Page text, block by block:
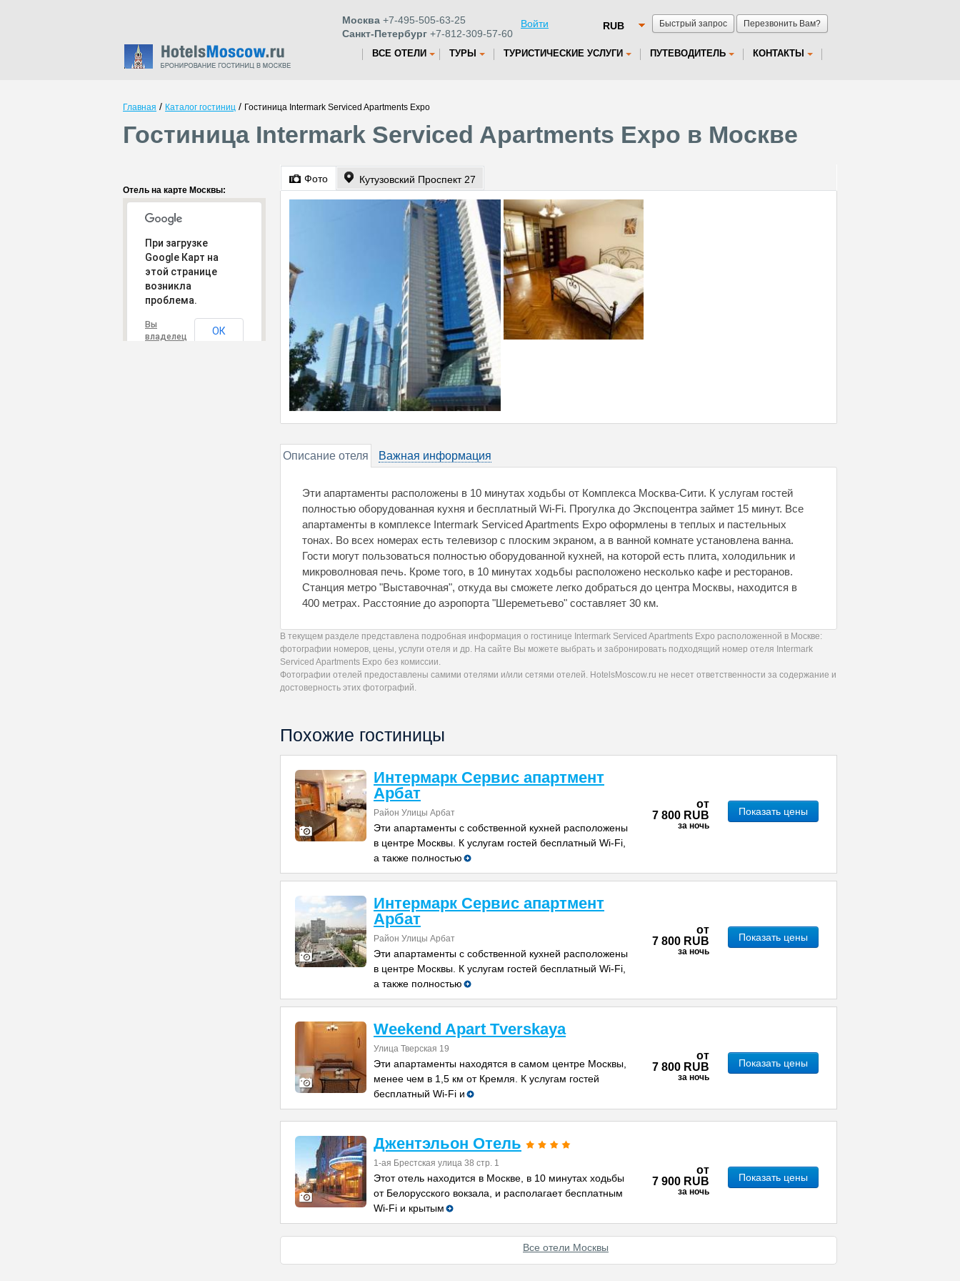
Быстрый запрос Перезвонить Вам?
Москва +7-495-505-63-25
Санкт-Петербург +7-812-309-57-60
Войти
ВСЕ ОТЕЛИ ТУРЫ ТУРИСТИЧЕСКИЕ УСЛУГИ ПУТЕВОДИТЕЛЬ КОНТАКТЫ
Главная / Каталог гостиниц / Гостиница Intermark Serviced Apartments Expo
Гостиница Intermark Serviced Apartments Expo в Москве
Отель на карте Москвы:
При загрузке
Google Карт на
этой странице
возникла
проблема.
Вы
владелец
ОК
Фото Кутузовский Проспект 27
Описание отеля Важная информация
Эти апартаменты расположены в 10 минутах ходьбы от Комплекса Москва-Сити. К услугам гостей
полностью оборудованная кухня и бесплатный Wi-Fi. Прогулка до Экспоцентра займет 15 минут. Все
апартаменты в комплексе Intermark Serviced Apartments Expo оформлены в теплых и пастельных
тонах. Во всех номерах есть телевизор с плоским экраном, а в ванной комнате установлена ванна.
Гости могут пользоваться полностью оборудованной кухней, на которой есть плита, холодильник и
микроволновая печь. Кроме того, в 10 минутах ходьбы расположено несколько кафе и ресторанов.
Станция метро "Выставочная", откуда вы сможете легко добраться до центра Москвы, находится в
400 метрах. Расстояние до аэропорта "Шереметьево" составляет 30 км.
В текущем разделе представлена подробная информация о гостинице Intermark Serviced Apartments Expo расположенной в Москве:
фотографии номеров, цены, услуги отеля и др. На сайте Вы можете выбрать и забронировать подходящий номер отеля Intermark
Serviced Apartments Expo без комиссии.
Фотографии отелей предоставлены самими отелями и/или сетями отелей. HotelsMoscow.ru не несет ответственности за содержание и
достоверность этих фотографий.
Похожие гостиницы
Интермарк Сервис апартмент
Арбат
Район Улицы Арбат
Эти апартаменты с собственной кухней расположены
в центре Москвы. К услугам гостей бесплатный Wi-Fi,
а также полностью
от
7 800 RUB
за ночь
Показать цены
Интермарк Сервис апартмент
Арбат
Район Улицы Арбат
Эти апартаменты с собственной кухней расположены
в центре Москвы. К услугам гостей бесплатный Wi-Fi,
а также полностью
от
7 800 RUB
за ночь
Показать цены
Weekend Apart Tverskaya
Улица Тверская 19
Эти апартаменты находятся в самом центре Москвы,
менее чем в 1,5 км от Кремля. К услугам гостей
бесплатный Wi-Fi и
от
7 800 RUB
за ночь
Показать цены
Джентэльон Отель
1-ая Брестская улица 38 стр. 1
Этот отель находится в Москве, в 10 минутах ходьбы
от Белорусского вокзала, и располагает бесплатным
Wi-Fi и крытым
от
7 900 RUB
за ночь
Показать цены
Все отели Москвы